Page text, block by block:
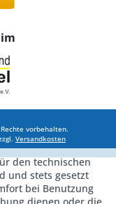
vorbehalten.
Versandkosten
den technischen
und stets gesetzt
bei Benutzung